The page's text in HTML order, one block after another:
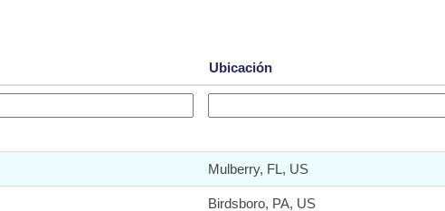
Ubicación
Mulberry, FL, US
Birdsboro, PA, US